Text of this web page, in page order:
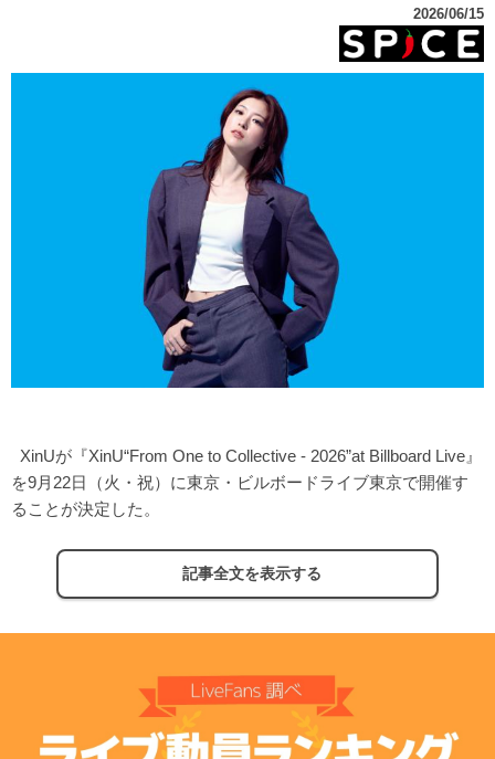
2026/06/15
XinUが『XinU“From One to Collective - 2026”at Billboard Live』
を9月22日（火・祝）に東京・ビルボードライブ東京で開催す
ることが決定した。
記事全文を表示する